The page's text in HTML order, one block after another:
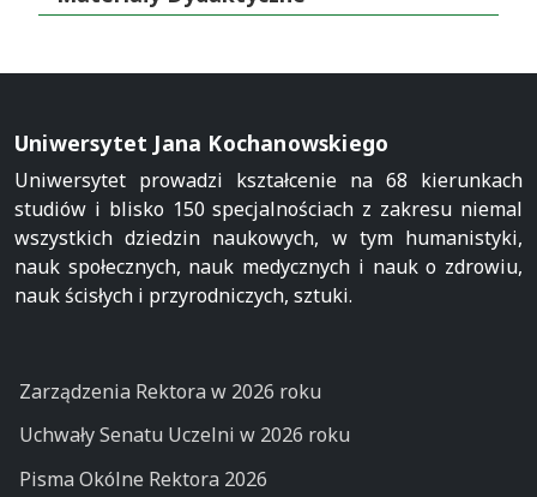
Uniwersytet Jana Kochanowskiego
Uniwersytet prowadzi kształcenie na 68 kierunkach
studiów i blisko 150 specjalnościach z zakresu niemal
wszystkich dziedzin naukowych, w tym humanistyki,
nauk społecznych, nauk medycznych i nauk o zdrowiu,
nauk ścisłych i przyrodniczych, sztuki.
Zarządzenia Rektora w 2026 roku
Uchwały Senatu Uczelni w 2026 roku
Pisma Okólne Rektora 2026